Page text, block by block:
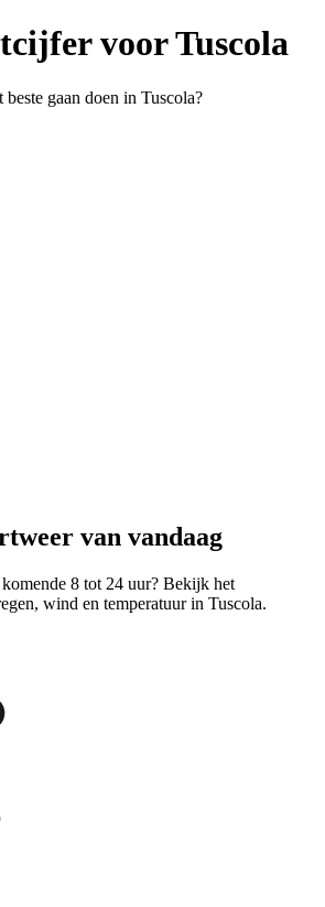
voor Tuscola
gaan doen in Tuscola?
van vandaag
8 tot 24 uur? Bekijk het
wind en temperatuur in Tuscola.